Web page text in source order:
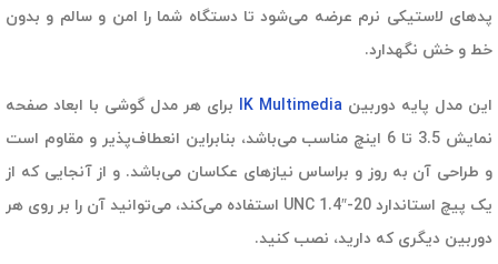
پدهای لاستیکی نرم عرضه می‌شود تا دستگاه شما را امن و سالم و بدون
خط و خش نگهدارد.
این مدل پایه دوربین IK Multimedia برای هر مدل گوشی با ابعاد صفحه
نمایش 3.5 تا 6 اینچ مناسب می‌باشد، بنابراین انعطاف‌پذیر و مقاوم است
و طراحی آن به روز و براساس نیازهای عکاسان می‌باشد. و از آنجایی که از
یک پیچ استاندارد UNC 1.4″-20 استفاده می‌کند، می‌توانید آن را بر روی هر
دوربین دیگری که دارید، نصب کنید.